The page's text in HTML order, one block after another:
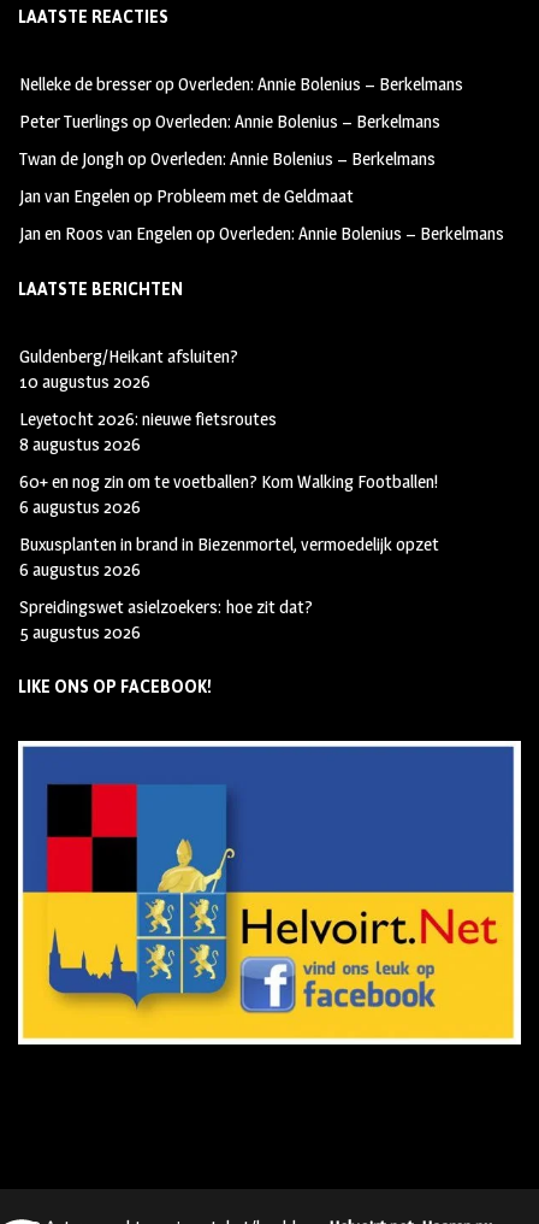
b
oo
k
ag
m
tt
LAATSTE REACTIES
Nelleke de bresseropOverleden: Annie Bolenius – Berkelmans
Peter Tuerlings opOverleden: Annie Bolenius – Berkelmans
Twan de JonghopOverleden: Annie Bolenius – Berkelmans
Jan van Engelenop Probleem met de Geldmaat
Jan en Roos van EngelenopOverleden: Annie Bolenius – Berkelmans
LAATSTE BERICHTEN
Guldenberg/Heikant afsluiten?
10 augustus 2026
Leyetocht 2026: nieuwe fietsroutes
8 augustus 2026
60+ en nog zin om te voetballen? Kom Walking Footballen!
6 augustus 2026
Buxusplanten in brand in Biezenmortel, vermoedelijk opzet
6 augustus 2026
Spreidingswet asielzoekers: hoe zit dat?
5 augustus 2026
LIKE ONS OP FACEBOOK!